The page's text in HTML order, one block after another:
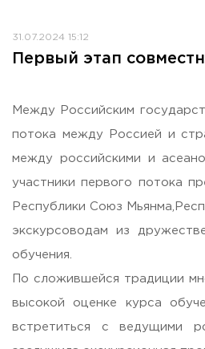
Жилищно-коммунальное
Визово-регистрационное
Партнерские проекты
Олимпиады
Политика доступа,
XXX-я Международная
Антимонопольный
31.07.2024 15:12
Первый этап
Между Российским
потока между Россией и
между российскими и
участники первого потока
Республики Союз
экскурсоводам из
обучения.
По сложившейся традиции
высокой оценке курса
встретиться с ведущими